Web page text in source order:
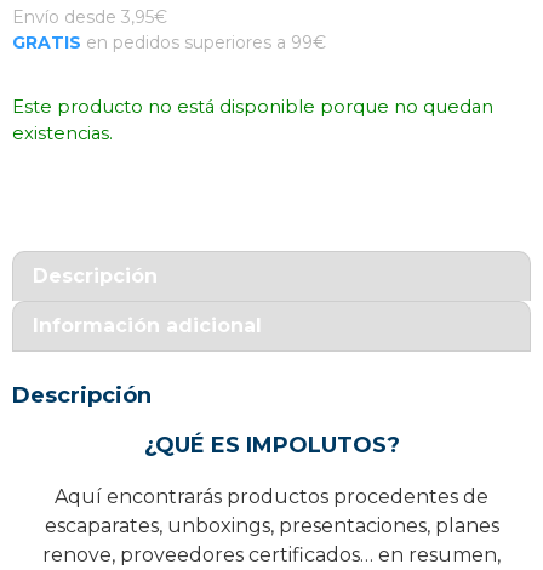
Envío desde 3,95€
GRATIS en pedidos superiores a 99€
Este producto no está disponible porque no quedan
existencias.
Descripción
Información adicional
Descripción
¿QUÉ ES IMPOLUTOS?
Aquí encontrarás productos procedentes de
escaparates, unboxings, presentaciones, planes
renove, proveedores certificados… en resumen,